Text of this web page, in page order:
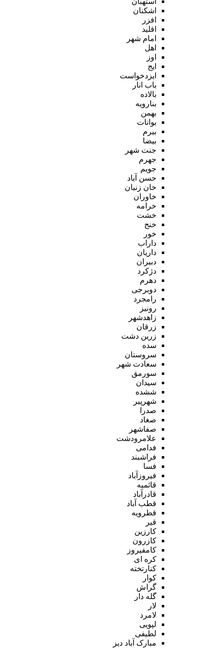
اشکنان
افزر
اقلید
امام شهر
اهل
اوز
ایج
ایزدخواست
باب انار
بالاده
بنارویه
بهمن
بوانات
بیرم
بیضا
جنت شهر
جهرم
جویم
حسن آباد
خان زنیان
خاوران
خرامه
خشت
خنج
خور
داراب
داریان
دبیران
دژکرد
دهرم
دوبرجی
رامجرد
رونیز
زاهدشهر
زرقان
زرین دشت
سده
سروستان
سعادت شهر
سورمق
سیدان
ششده
شهرپیر
صدرا
صغاد
صفاشهر
علامرودشت
فدامی
فراشبند
فسا
فیروزآباد
قائمیه
قادرآباد
قطب آباد
قطرویه
قیر
کارزین
کازرون
کامفیروز
کره ای
کنارتخته
کوار
گراش
گله دار
لار
لامرد
لپویی
لطیفی
مبارک آباد دیز